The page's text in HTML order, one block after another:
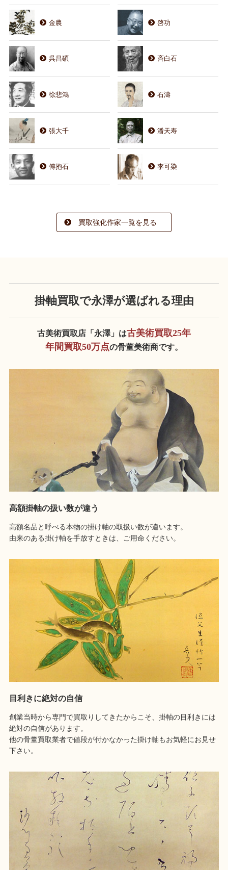
金農 啓功
呉昌碩 斉白石
徐悲鴻 石濤
張大千 潘天寿
傅抱石 李可染
買取強化作家一覧を見る
掛軸買取で永澤が選ばれる理由
古美術買取店「永澤」は古美術買取25年
年間買取50万点の骨董美術商です。
高額掛軸の扱い数が違う
高額名品と呼べる本物の掛け軸の取扱い数が違います。
由来のある掛け軸を手放すときは、ご用命ください。
目利きに絶対の自信
創業当時から専門で買取りしてきたからこそ、掛軸の目利きには
絶対の自信があります。
他の骨董買取業者で値段が付かなかった掛け軸もお気軽にお見せ
下さい。